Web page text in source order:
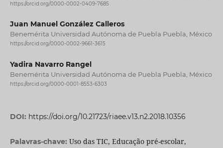
https://orcid.org/0000-0002-0409-7685
Juan Manuel González Calleros
Benemérita Universidad Autónoma de Puebla Puebla, México
https://orcid.org/0000-0002-9661-3615
Yadira Navarro Rangel
Benemérita Universidad Autónoma de Puebla Puebla, México
https://orcid.org/0000-0001-8553-6303
DOI: https://doi.org/10.21723/riaee.v13.n2.2018.10356
Palavras-chave: Uso das TIC, Educação pré-escolar,